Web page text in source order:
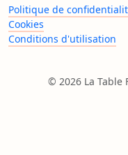
Politique de
Cookies
Conditions d'utilisation
© 2026 La Table